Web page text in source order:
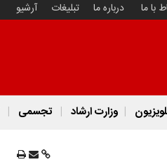
با ما درباره ما تبلیغات آرشیو
وزارت ارشاد تجسمی